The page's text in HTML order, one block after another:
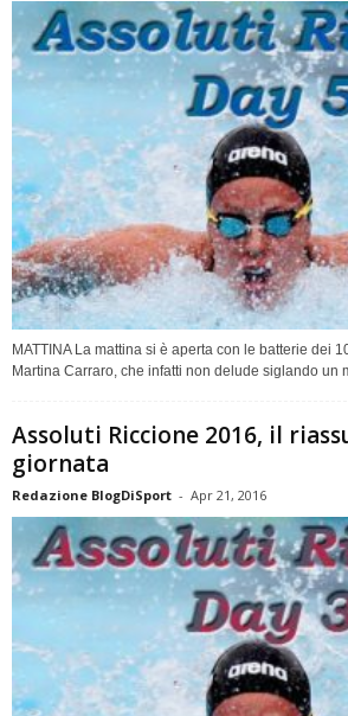
MATTINA La mattina si è aperta con le batterie dei
Martina Carraro, che infatti non delude siglando un
Assoluti Riccione 2016, il
giornata
Redazione BlogDiSport - Apr 21, 2016